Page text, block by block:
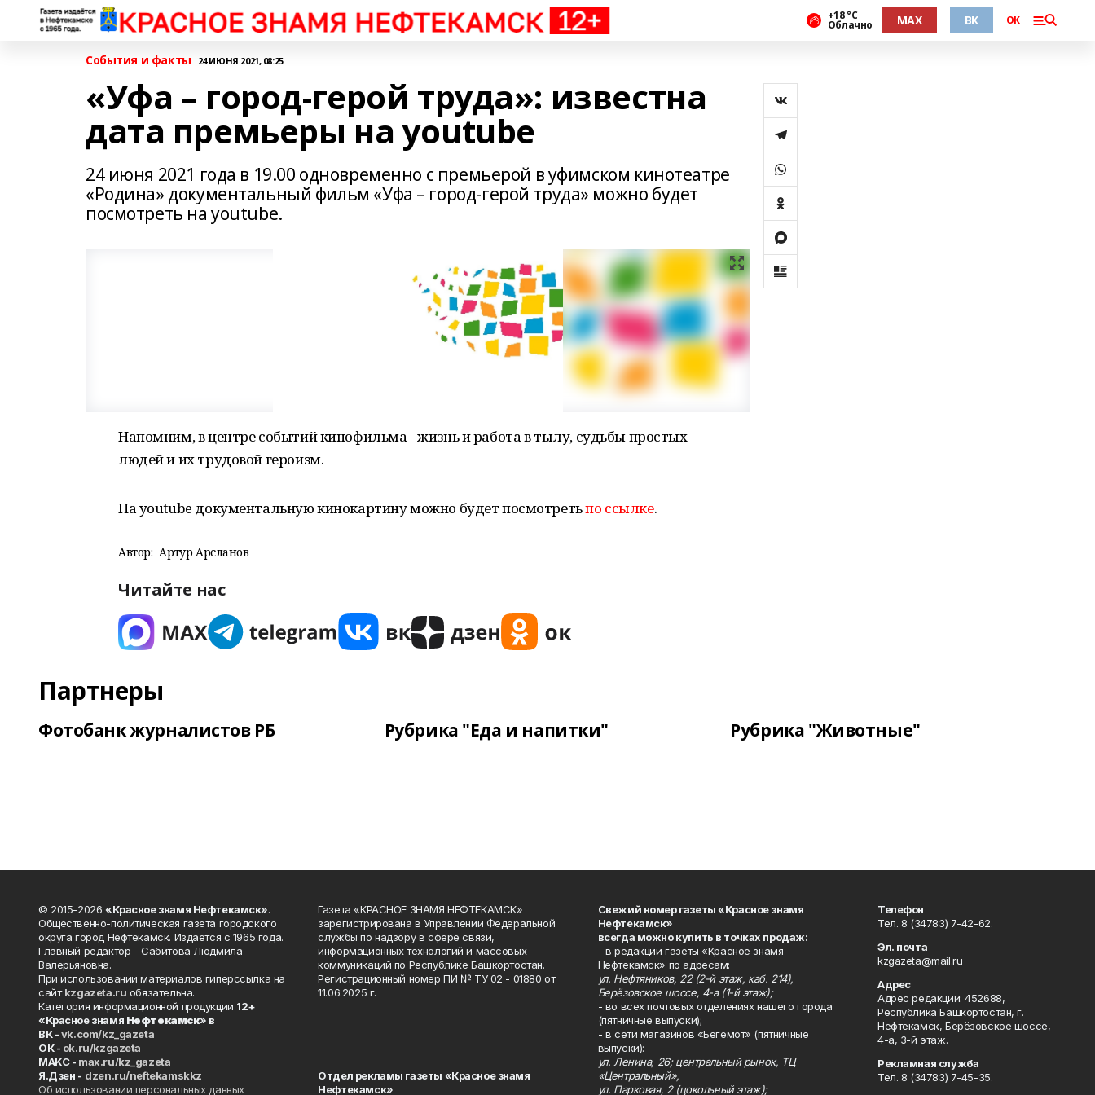
+18 °С
Облачно MAX ВК ОК
События и факты 24 ИЮНЯ 2021, 08:25
«Уфа – город-герой труда»: известна
дата премьеры на youtube
24 июня 2021 года в 19.00 одновременно с премьерой в уфимском кинотеатре
«Родина» документальный фильм «Уфа – город-герой труда» можно будет
посмотреть на youtube.
Напомним, в центре событий кинофильма - жизнь и работа в тылу, судьбы простых
людей и их трудовой героизм.
На youtube документальную кинокартину можно будет посмотретьпо ссылке.
Автор: Артур Арсланов
Читайте нас
Партнеры
Фотобанк журналистов РБ Рубрика "Еда и напитки" Рубрика "Животные"
© 2015-2026 «Красное знамя Нефтекамск».
Общественно-политическая газета городского
округа город Нефтекамск. Издаётся с 1965 года.
Главный редактор - Сабитова Людмила
Валерьяновна.
При использовании материалов гиперссылка на
сайтkzgazeta.ru обязательна.
Категория информационной продукции 12+
«Красное знамя Нефтекамск» в
ВК -vk.com/kz_gazeta
ОК - ok.ru/kzgazeta
MAKC - max.ru/kz_gazeta
Я.Дзен - dzen.ru/neftekamskkz
Об использовании персональных данных
Газета «КРАСНОЕ ЗНАМЯ НЕФТЕКАМСК»
зарегистрирована в Управлении Федеральной
службы по надзору в сфере связи,
информационных технологий и массовых
коммуникаций по Республике Башкортостан.
Регистрационный номер ПИ № ТУ 02 - 01880 от
11.06.2025 г.
Отдел рекламы газеты «Красное знамя
Нефтекамск»
Свежий номер газеты «Красное знамя
Нефтекамск»
всегда можно купить в точках продаж:
- в редакции газеты «Красное знамя
Нефтекамск» по адресам:
ул. Нефтяников, 22 (2-й этаж, каб. 214),
Берёзовское шоссе, 4-а (1-й этаж);
- во всех почтовых отделениях нашего города
(пятничные выпуски);
- в сети магазинов «Бегемот» (пятничные
выпуски):
ул. Ленина, 26; центральный рынок, ТЦ
«Центральный»,
ул. Парковая, 2 (цокольный этаж);
Телефон
Тел. 8 (34783) 7-42-62.
Эл. почта
kzgazeta@mail.ru
Адрес
Адрес редакции: 452688,
Республика Башкортостан, г.
Нефтекамск, Берёзовское шоссе,
4-а, 3-й этаж.
Рекламная служба
Тел. 8 (34783) 7-45-35.